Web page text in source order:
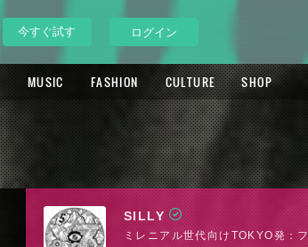
今すぐ試す ログイン
MUSIC FASHION CULTURE SHOP
SILLY
ミレニアル世代向けTOKYO発：フ